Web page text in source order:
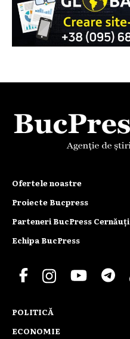
Ofertele noastre
Proiecte Bucpress
Parteneri BucPress Cernăuți
Echipa BucPress
POLITICĂ
ECONOMIE